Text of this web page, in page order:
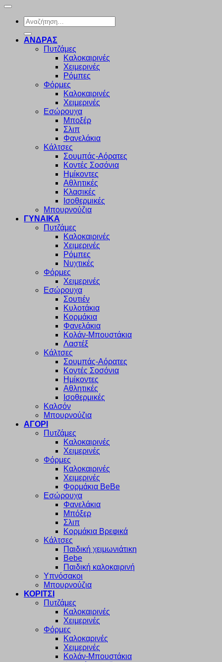
Αναζήτηση
για:
ΑΝΔΡΑΣ
Πυτζάμες
Καλοκαιρινές
Χειμερινές
Ρόμπες
Φόρμες
Καλοκαιρινές
Χειμερινές
Εσώρουχα
Μποξέρ
Σλιπ
Φανελάκια
Κάλτσες
Σουμπάς-Αόρατες
Κοντές Σοσόνια
Ημίκοντες
Αθλητικές
Κλασικές
Ισοθερμικές
Μπουρνούζια
ΓΥΝΑΙΚΑ
Πυτζάμες
Καλοκαιρινές
Χειμερινές
Ρόμπες
Νυχτικές
Φόρμες
Χειμερινές
Εσώρουχα
Σουτιέν
Κυλοτάκια
Κορμάκια
Φανελάκια
Κολάν-Μπουστάκια
Λαστέξ
Κάλτσες
Σουμπάς-Αόρατες
Κοντές Σοσόνια
Ημίκοντες
Αθλητικές
Ισοθερμικές
Καλσόν
Μπουρνούζια
ΑΓΟΡΙ
Πυτζάμες
Καλοκαιρινές
Χειμερινές
Φόρμες
Καλοκαιρινές
Χειμερινές
Φορμάκια BeBe
Εσώρουχα
Φανελάκια
Μπόξερ
Σλιπ
Κορμάκια Βρεφικά
Κάλτσες
Παιδική χειμωνιάτικη
Bebe
Παιδική καλοκαιρινή
Υπνόσακοι
Μπουρνούζια
ΚΟΡΙΤΣΙ
Πυτζάμες
Καλοκαιρινές
Χειμερινές
Φόρμες
Καλοκαρινές
Χειμερινές
Κολάν-Μπουστάκια